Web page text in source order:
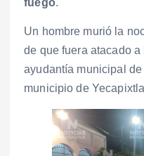
Un hombre murió la
de que fuera atacado
ayudantía municipal
municipio de